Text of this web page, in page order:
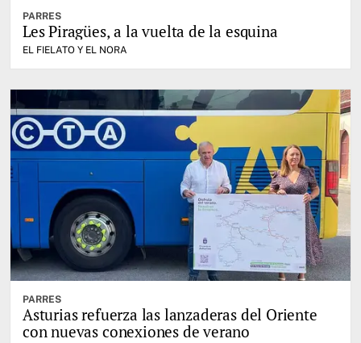
PARRES
Les Piragües, a la vuelta de la esquina
EL FIELATO Y EL NORA
PARRES
Asturias refuerza las lanzaderas del Oriente
con nuevas conexiones de verano